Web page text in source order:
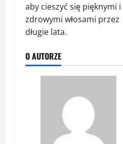
aby cieszyć się pięknymi i
zdrowymi włosami przez
długie lata.
O AUTORZE